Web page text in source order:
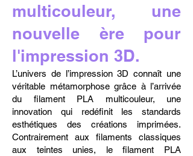
multicouleur, une
nouvelle ère pour
l'impression 3D.
L’univers de l’impression 3D connaît une
véritable métamorphose grâce à l’arrivée
du filament PLA multicouleur, une
innovation qui redéfinit les standards
esthétiques des créations imprimées.
Contrairement aux filaments classiques
aux teintes unies, le filament PLA